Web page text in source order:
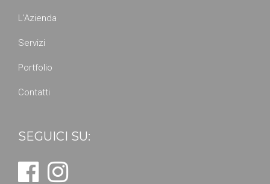
L’Azienda
Servizi
Portfolio
Contatti
SEGUICI SU: